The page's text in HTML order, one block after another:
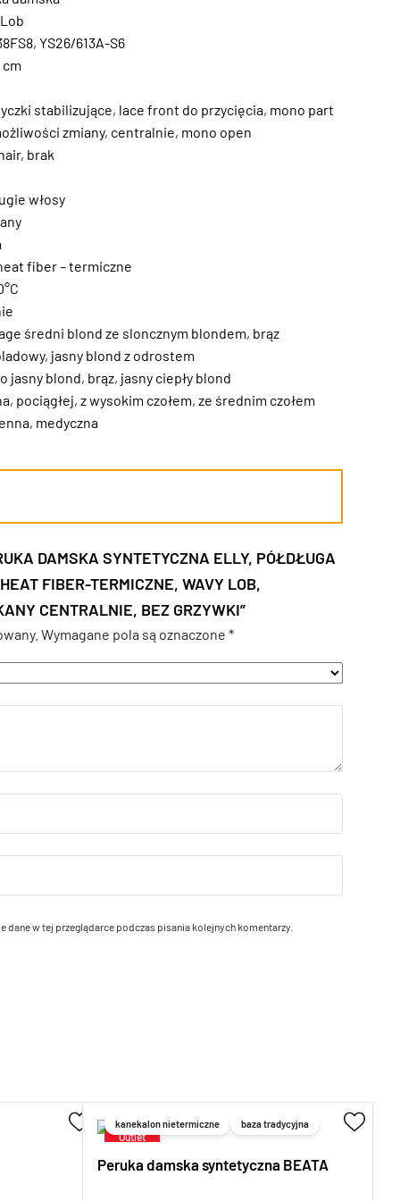
, YS26/613A-S6
cm
stabilizujące, lace front do przycięcia, mono part
zmiany, centralnie, mono open
, brak
włosy
fiber – termiczne
średni blond ze sloncznym blondem, brąz
, jasny blond z odrostem
jasny blond, brąz, jasny ciepły blond
, pociągłej, z wysokim czołem, ze średnim czołem
, medyczna
DAMSKA SYNTETYCZNA ELLY, PÓŁDŁUGA
FIBER-TERMICZNE, WAVY LOB,
CENTRALNIE, BEZ GRZYWKI”
Wymagane pola są oznaczone *
dane w tej przeglądarce podczas pisania kolejnych komentarzy.
kanekalon nietermiczne baza tradycyjna
Peruka damska syntetyczna BEATA